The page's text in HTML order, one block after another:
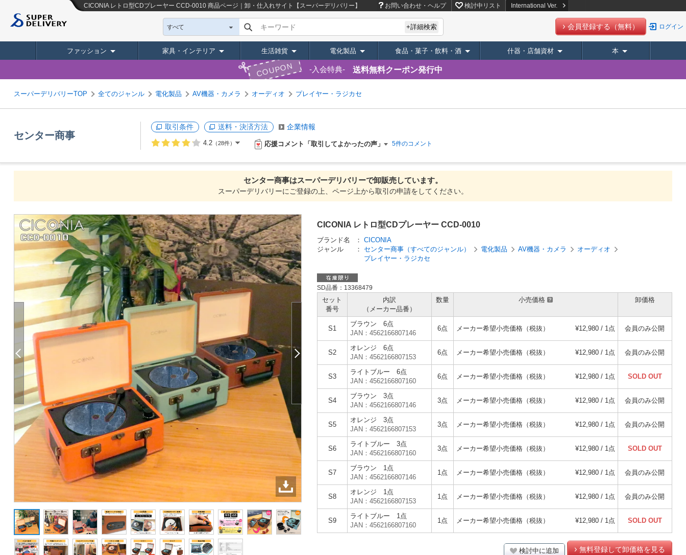
CICONIA レトロ型CDプレーヤー CCD-0010 商品ページ｜卸・仕入れサイト【スーパーデリバリー】 お問い合わせ・ヘルプ 検討中リスト International Ver.
すべて キーワード +詳細検索 会員登録する（無料） ログイン
ファッション 家具・インテリア 生活雑貨 電化製品 食品・菓子・飲料・酒 什器・店舗資材 本
COUPON 入会特典 送料無料クーポン発行中
スーパーデリバリーTOP 全てのジャンル 電化製品 AV機器・カメラ オーディオ プレイヤー・ラジカセ
センター商事
取引条件 送料・決済方法 企業情報
4.2 （28件） 応援コメント「取引してよかったの声」 5件のコメント
センター商事はスーパーデリバリーで卸販売しています。
スーパーデリバリーにご登録の上、ページ上から取引の申請をしてください。
CICONIA レトロ型CDプレーヤー CCD-0010
ブランド名 ： CICONIA
ジャンル
： センター商事（すべてのジャンル） 電化製品 AV機器・カメラ
オーディオ
プレイヤー・ラジカセ
SD品番：13368479
セット
番号
内訳
（メーカー品番）
数量 小売価格 卸価格
S1
ブラウン 6点
JAN：4562166807146
6点 メーカー希望小売価格（税抜） ¥12,980 / 1点 会員のみ公開
S2
オレンジ 6点
JAN：4562166807153
6点 メーカー希望小売価格（税抜） ¥12,980 / 1点 会員のみ公開
S3
ライトブルー 6点
JAN：4562166807160
6点 メーカー希望小売価格（税抜） ¥12,980 / 1点 SOLD OUT
S4
ブラウン 3点
JAN：4562166807146
3点 メーカー希望小売価格（税抜） ¥12,980 / 1点 会員のみ公開
S5
オレンジ 3点
JAN：4562166807153
3点 メーカー希望小売価格（税抜） ¥12,980 / 1点 会員のみ公開
S6
ライトブルー 3点
JAN：4562166807160
3点 メーカー希望小売価格（税抜） ¥12,980 / 1点 SOLD OUT
S7
ブラウン 1点
JAN：4562166807146
1点 メーカー希望小売価格（税抜） ¥12,980 / 1点 会員のみ公開
S8
オレンジ 1点
JAN：4562166807153
1点 メーカー希望小売価格（税抜） ¥12,980 / 1点 会員のみ公開
S9
ライトブルー 1点
JAN：4562166807160
1点 メーカー希望小売価格（税抜） ¥12,980 / 1点 SOLD OUT
検討中に追加 無料登録して卸価格を見る